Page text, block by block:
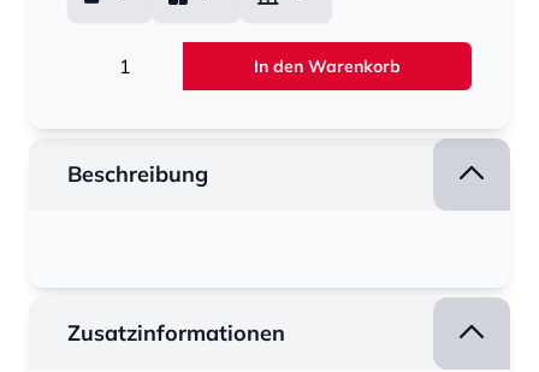
In den Warenkorb
Beschreibung
Zusatzinformationen